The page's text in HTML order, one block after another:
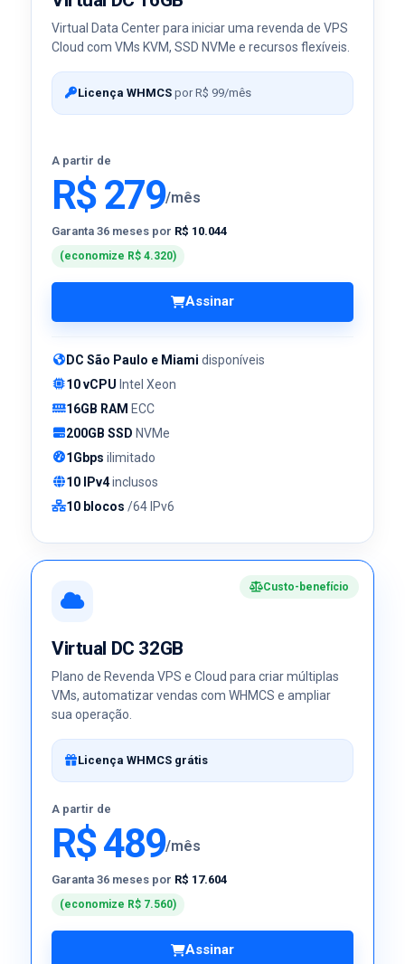
Virtual Data Center para iniciar uma revenda de VPS
Cloud com VMs KVM, SSD NVMe e recursos flexíveis.
Licença WHMCS por R$ 99/mês
A partir de
R$ 279/mês
Garanta 36 meses por R$ 10.044
(economize R$ 4.320)
Assinar
DC São Paulo e Miami disponíveis
10 vCPU Intel Xeon
16GB RAM ECC
200GB SSD NVMe
1Gbps ilimitado
10 IPv4inclusos
10 blocos /64 IPv6
Custo-benefício
Virtual DC 32GB
Plano de Revenda VPS e Cloud para criar múltiplas
VMs, automatizar vendas com WHMCS e ampliar
sua operação.
Licença WHMCS grátis
A partir de
R$ 489/mês
Garanta 36 meses por R$ 17.604
(economize R$ 7.560)
Assinar